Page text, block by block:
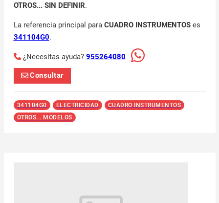
OTROS... SIN DEFINIR.
La referencia principal para CUADRO INSTRUMENTOSes
341104G0.
¿Necesitas ayuda? 955264080
Consultar
341104G0 ELECTRICIDAD
CUADRO INSTRUMENTOS
OTROS... MODELOS